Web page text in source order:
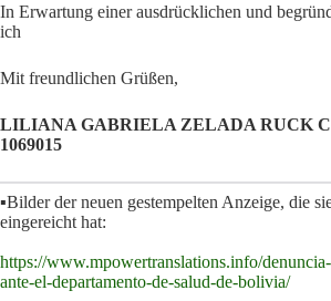
In Erwartung einer ausdrücklichen und
ich
Mit freundlichen Grüßen,
LILIANA GABRIELA ZELADA RUCK
1069015
▪️Bilder der neuen gestempelten Anzeige, die
eingereicht hat:
https://www.mpowertranslations.info/
ante-el-departamento-de-salud-de-bolivia/